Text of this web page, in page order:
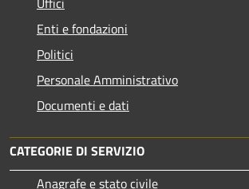
Enti e fondazioni
Politici
Personale Amministrativo
Documenti e dati
CATEGORIE DI SERVIZIO
Anagrafe e stato civile